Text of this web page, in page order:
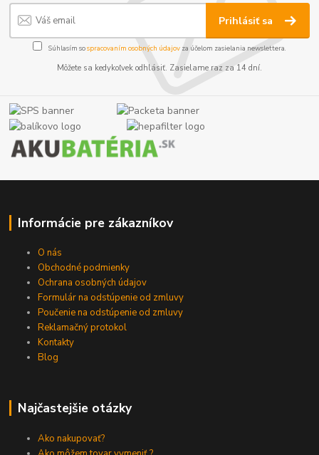
Prihlásiť sa
Súhlasím sospracovaním osobných údajov za účelom zasielania newslettera.
Môžete sa kedykoľvek odhlásiť. Zasielame raz za 14 dní.
Informácie pre zákazníkov
O nás
Obchodné podmienky
Ochrana osobných údajov
Formulár na odstúpenie od zmluvy
Poučenie na odstúpenie od zmluvy
Reklamačný protokol
Kontakty
Blog
Najčastejšie otázky
Ako nakupovať?